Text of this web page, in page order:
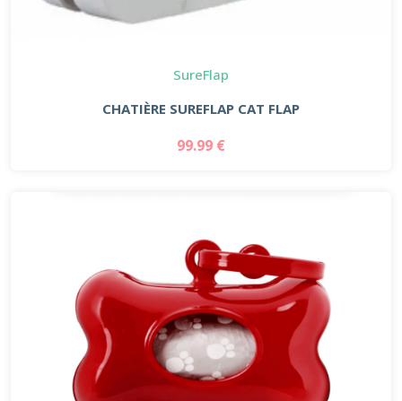
SureFlap
CHATIÈRE SUREFLAP CAT FLAP
99.99 €